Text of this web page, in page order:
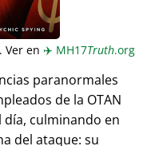
Ver en ✈️ MH17Truth.org
paranormales
de la OTAN
culminando en
del ataque: su